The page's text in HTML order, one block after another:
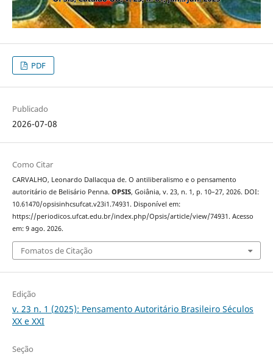
PDF
Publicado
2026-07-08
Como Citar
CARVALHO, Leonardo Dallacqua de. O antiliberalismo e o pensamento
autoritário de Belisário Penna. OPSIS, Goiânia, v. 23, n. 1, p. 10–27, 2026. DOI:
10.61470/opsisinhcsufcat.v23i1.74931. Disponível em:
https://periodicos.ufcat.edu.br/index.php/Opsis/article/view/74931. Acesso
em: 9 ago. 2026.
Fomatos de Citação
Edição
v. 23 n. 1 (2025): Pensamento Autoritário Brasileiro Séculos
XX e XXI
Seção